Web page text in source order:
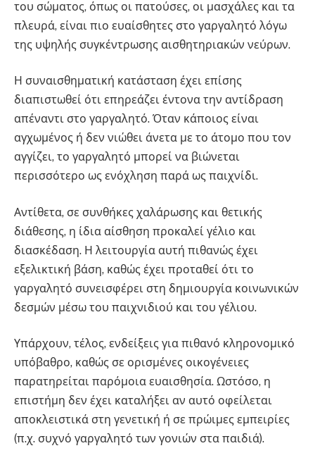
του σώματος, όπως οι πατούσες, οι μασχάλες και τα
πλευρά, είναι πιο ευαίσθητες στο γαργαλητό λόγω
της υψηλής συγκέντρωσης αισθητηριακών νεύρων.
Η συναισθηματική κατάσταση έχει επίσης
διαπιστωθεί ότι επηρεάζει έντονα την αντίδραση
απέναντι στο γαργαλητό. Όταν κάποιος είναι
αγχωμένος ή δεν νιώθει άνετα με το άτομο που τον
αγγίζει, το γαργαλητό μπορεί να βιώνεται
περισσότερο ως ενόχληση παρά ως παιχνίδι.
Αντίθετα, σε συνθήκες χαλάρωσης και θετικής
διάθεσης, η ίδια αίσθηση προκαλεί γέλιο και
διασκέδαση. Η λειτουργία αυτή πιθανώς έχει
εξελικτική βάση, καθώς έχει προταθεί ότι το
γαργαλητό συνεισφέρει στη δημιουργία κοινωνικών
δεσμών μέσω του παιχνιδιού και του γέλιου.
Υπάρχουν, τέλος, ενδείξεις για πιθανό κληρονομικό
υπόβαθρο, καθώς σε ορισμένες οικογένειες
παρατηρείται παρόμοια ευαισθησία. Ωστόσο, η
επιστήμη δεν έχει καταλήξει αν αυτό οφείλεται
αποκλειστικά στη γενετική ή σε πρώιμες εμπειρίες
(π.χ. συχνό γαργαλητό των γονιών στα παιδιά).